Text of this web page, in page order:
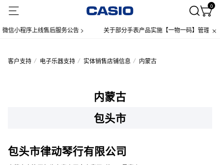
0
微信小程序上线售后服务公告 > 关于部分手表产品实施【一物一码】管理的
客户支持 电子乐器支持 实体销售店铺信息 内蒙古
内蒙古
包头市
包头市律动琴行有限公司